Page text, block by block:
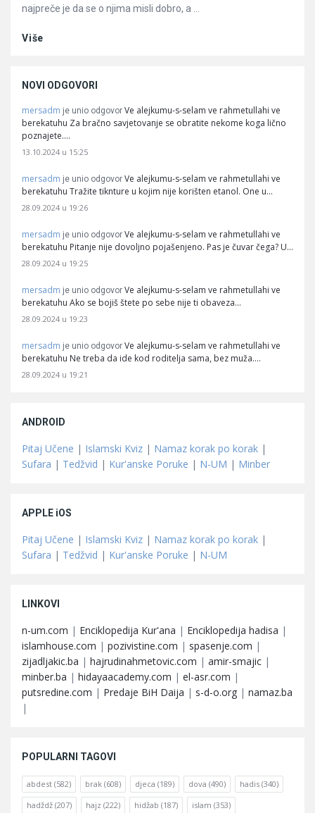
najpreče je da se o njima misli dobro, a ...
Više
NOVI ODGOVORI
mersadm je unio odgovor Ve alejkumu-s-selam ve rahmetullahi ve
berekatuhu Za bračno savjetovanje se obratite nekome koga lično
poznajete.…
13.10.2024 u 15:25
mersadm je unio odgovor Ve alejkumu-s-selam ve rahmetullahi ve
berekatuhu Tražite tiknture u kojim nije korišten etanol. One u…
28.09.2024 u 19:26
mersadm je unio odgovor Ve alejkumu-s-selam ve rahmetullahi ve
berekatuhu Pitanje nije dovoljno pojašenjeno. Pas je čuvar čega? U…
28.09.2024 u 19:25
mersadm je unio odgovor Ve alejkumu-s-selam ve rahmetullahi ve
berekatuhu Ako se bojiš štete po sebe nije ti obaveza…
28.09.2024 u 19:23
mersadm je unio odgovor Ve alejkumu-s-selam ve rahmetullahi ve
berekatuhu Ne treba da ide kod roditelja sama, bez muža.…
28.09.2024 u 19:21
ANDROID
Pitaj Učene | Islamski Kviz | Namaz korak po korak |
Sufara | Tedžvid | Kur'anske Poruke | N-UM | Minber
APPLE iOS
Pitaj Učene | Islamski Kviz | Namaz korak po korak |
Sufara | Tedžvid | Kur'anske Poruke | N-UM
LINKOVI
n-um.com | Enciklopedija Kur'ana | Enciklopedija hadisa |
islamhouse.com | pozivistine.com | spasenje.com |
zijadljakic.ba | hajrudinahmetovic.com | amir-smajic |
minber.ba | hidayaacademy.com | el-asr.com |
putsredine.com | Predaje BiH Daija | s-d-o.org | namaz.ba
|
POPULARNI TAGOVI
abdest (582) brak (608) djeca (189) dova (490) hadis (340)
hadždž (207) hajz (222) hidžab (187) islam (353)